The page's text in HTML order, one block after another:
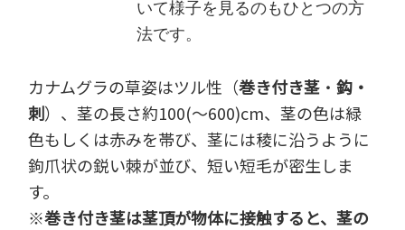
いて様子を見るのもひとつの方
法です。
カナムグラの草姿はツル性（巻き付き茎 ・鈎・
刺）、茎の長さ約100(～600)cm、茎の色は緑
色もしくは赤みを帯び、茎には稜に沿うように
鉤爪状の鋭い棘が並び、短い短毛が密生しま
す。
※巻き付き茎は茎頂が物体に接触すると、茎の